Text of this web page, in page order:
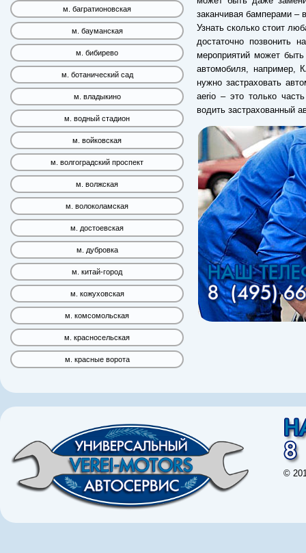
м. багратионовская
м. бауманская
м. бибирево
м. ботанический сад
м. владыкино
м. водный стадион
м. войковская
м. волгоградский проспект
м. волжская
м. волоколамская
м. достоевская
м. дубровка
м. китай-город
м. кожуховская
м. комсомольская
м. красносельская
м. красные ворота
заканчивая бамперами –
Узнать сколько стоит
достаточно позвонить
мероприятий может
автомобиля,
нужно застраховать
aerio – это только
водить застрахованный
©